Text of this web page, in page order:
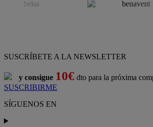
SUSCRÍBETE A LA NEWSLETTER
y consigue 10€ dto para la próxima
SUSCRIBIRME
SÍGUENOS EN